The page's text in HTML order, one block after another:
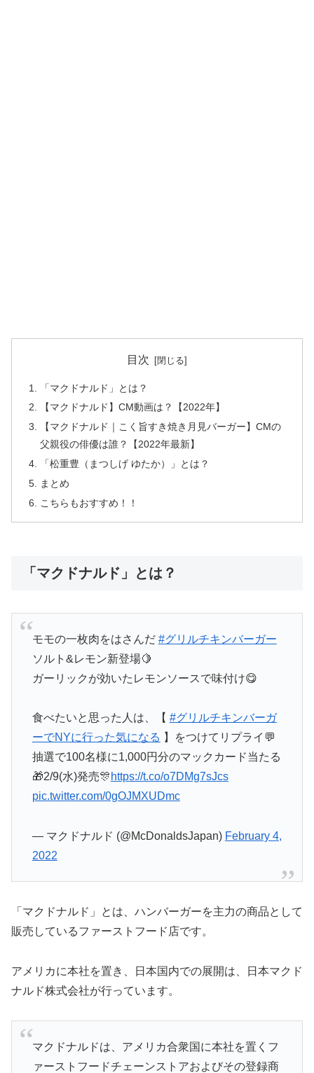
目次
「マクドナルド」とは？
【マクドナルド】CM動画は？【2022年】
【マクドナルド｜こく旨すき焼き月見バーガー】CMの
父親役の俳優は誰？【2022年最新】
「松重豊（まつしげ ゆたか）」とは？
まとめ
こちらもおすすめ！！
「マクドナルド」とは？
モモの一枚肉をはさんだ #グリルチキンバーガー
ソルト&レモン新登場🍋
ガーリックが効いたレモンソースで味付け😋
食べたいと思った人は、【 #グリルチキンバーガ
ーでNYに行った気になる 】をつけてリプライ💬
抽選で100名様に1,000円分のマックカード当たる
🎁2/9(水)発売🎊 https://t.co/o7DMg7sJcs
pic.twitter.com/0gOJMXUDmc
— マクドナルド (@McDonaldsJapan) February 4,
2022
「マクドナルド」とは、ハンバーガーを主力の商品として
販売しているファーストフード店です。
アメリカに本社を置き、日本国内での展開は、日本マクド
ナルド株式会社が行っています。
マクドナルドは、アメリカ合衆国に本社を置くフ
ァーストフードチェーンストアおよびその登録商